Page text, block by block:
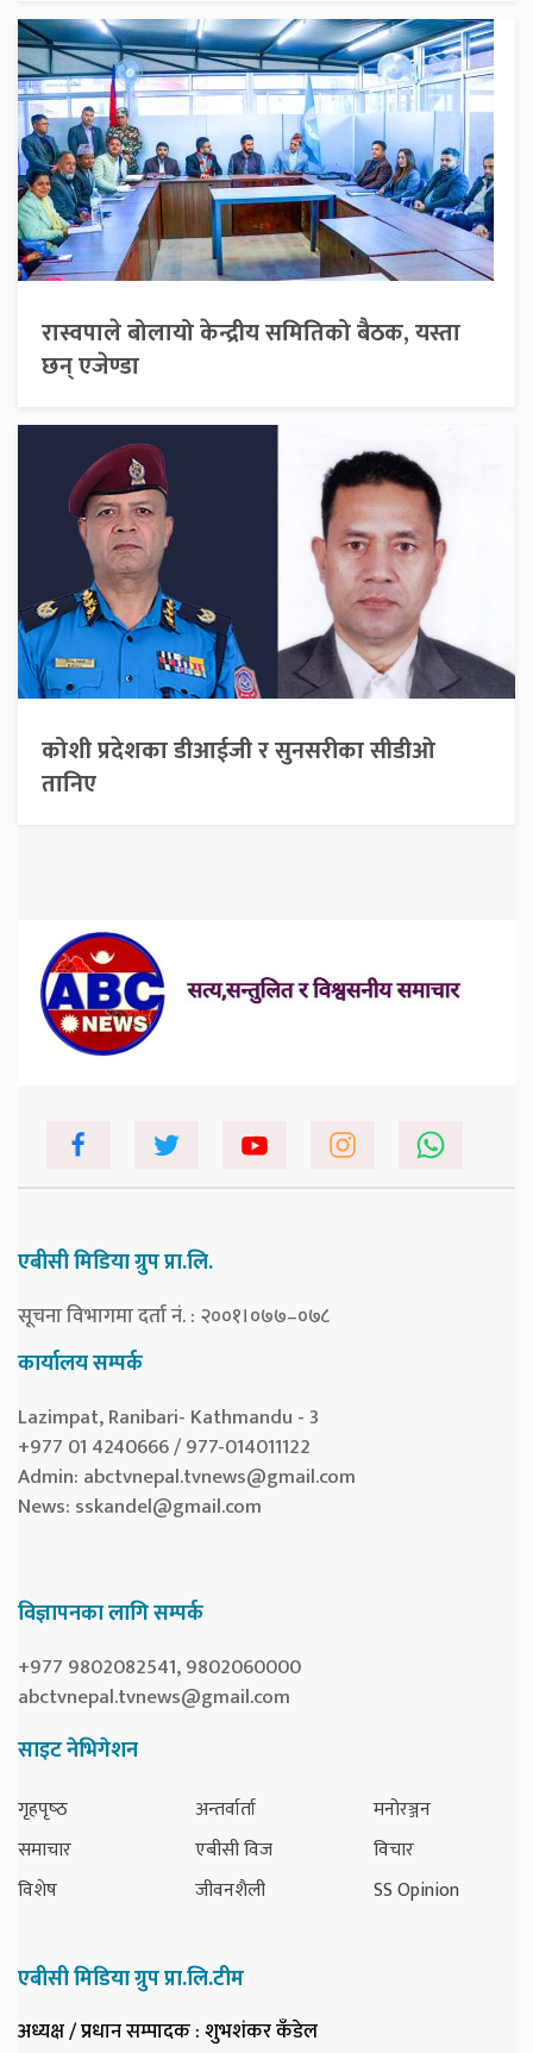
रास्वपाले बोलायो केन्द्रीय समितिको बैठक, यस्ता
छन् एजेण्डा
कोशी प्रदेशका डीआईजी र सुनसरीका सीडीओ
तानिए
एबीसी मिडिया ग्रुप प्रा.लि.
सूचना विभागमा दर्ता नं. : २००१।०७७–०७८
कार्यालय सम्पर्क
Lazimpat, Ranibari- Kathmandu - 3
+977 01 4240666 / 977-014011122
Admin: abctvnepal.tvnews@gmail.com
News: sskandel@gmail.com
विज्ञापनका लागि सम्पर्क
+977 9802082541, 9802060000
abctvnepal.tvnews@gmail.com
साइट नेभिगेशन
गृहपृष्‍ठ
समाचार
विशेष
अन्तर्वार्ता
एबीसी विज
जीवनशैली
मनोरञ्जन
विचार
SS Opinion
एबीसी मिडिया ग्रुप प्रा.लि.टीम
अध्यक्ष / प्रधान सम्पादक: शुभशंकर कँडेल